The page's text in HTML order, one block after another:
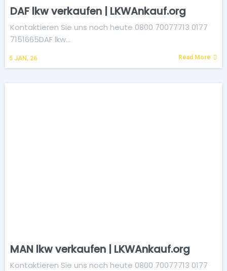
DAF lkw verkaufen | LKWAnkauf.org
5 JAN, 26
Kontaktieren Sie uns noch heute 0800 70077713 0177
7151665DAF lkw…
Read More
MAN lkw verkaufen | LKWAnkauf.org
Kontaktieren Sie uns noch heute 0800 70077713 0177